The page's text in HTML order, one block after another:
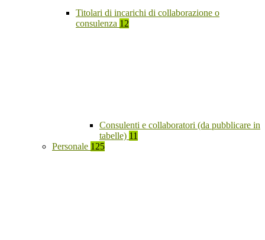
Titolari di incarichi di collaborazione o
consulenza 12
Consulenti e collaboratori (da pubblicare in
tabelle) 11
Personale 125